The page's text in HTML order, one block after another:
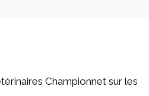
Championnet sur les